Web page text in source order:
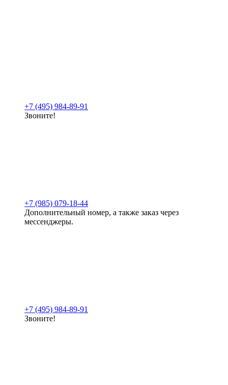
+7 (495) 984-89-91
Звоните!
+7 (985) 079-18-44
Дополнительный номер, а также заказ через
мессенджеры.
+7 (495) 984-89-91
Звоните!